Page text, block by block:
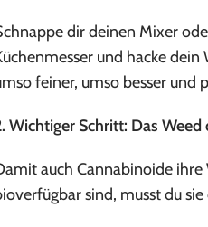
dir deinen Mixer
und hacke
feiner, umso besser und
Wichtiger Schritt: Das
auch Cannabinoide
sind, musst du